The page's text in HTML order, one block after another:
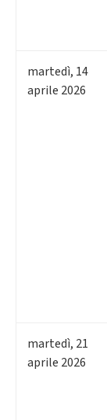
martedì, 14
aprile 2026
martedì, 21
aprile 2026